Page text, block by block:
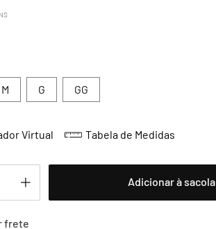
G GG
M
Virtual Tabela de Medidas
Adicionar à sacola